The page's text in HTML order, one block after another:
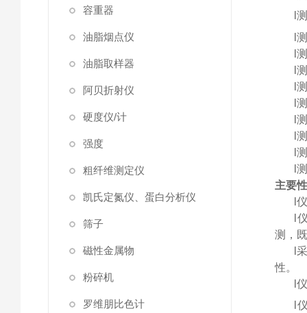
容重器
油脂烟点仪
油脂取样器
阿贝折射仪
硬度仪/计
强度
粗纤维测定仪
凯氏定氮仪、蛋白分析仪
筛子
磁性金属物
粉碎机
罗维朋比色计
l
l
l
l
l
l
l
l
l
l
主要
l
测，
l
性。
l